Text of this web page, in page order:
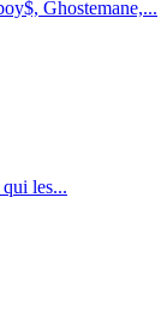
Ghostemane,...
les...